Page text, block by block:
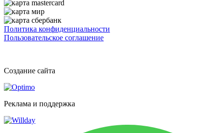
Политика конфиденциальности
Пользовательское соглашение
Создание сайта
Реклама и поддержка